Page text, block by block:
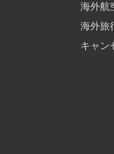
海外航
海外旅
キャン